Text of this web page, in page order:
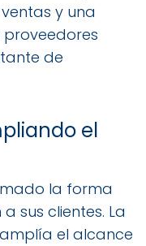
y una
de
el
la forma
sus clientes. La
el alcance